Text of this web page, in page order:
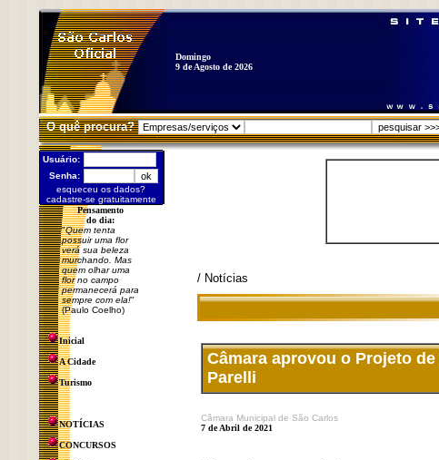
Domingo
9 de Agosto de 2026
O quê procura?
Usuário:
Senha:
esqueceu os dados?
cadastre-se gratuitamente
Pensamento
do dia:
"Quem tenta
possuir uma flor
verá sua beleza
murchando. Mas
quem olhar uma
flor no campo
permanecerá para
sempre com ela!"
(Paulo Coelho)
Inicial
A Cidade
Turismo
NOTÍCIAS
CONCURSOS
/ Notícias
Câmara aprovou o Projeto
Parelli
Câmara Municipal de São Carlos
7 de Abril de 2021